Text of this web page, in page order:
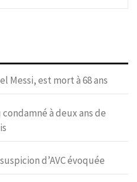
Messi, est mort à 68 ans
à deux ans de
d’AVC évoquée